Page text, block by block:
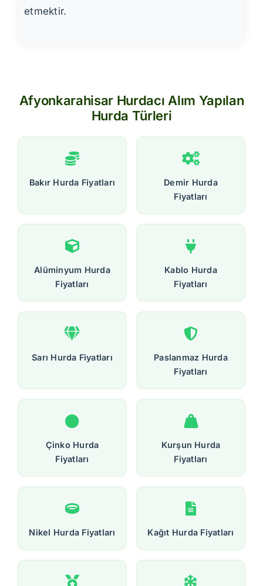
etmektir.
Afyonkarahisar Hurdacı Alım Yapılan
Hurda Türleri
Bakır Hurda Fiyatları
Demir Hurda
Fiyatları
Alüminyum Hurda
Fiyatları
Kablo Hurda
Fiyatları
Sarı Hurda Fiyatları
Paslanmaz Hurda
Fiyatları
Çinko Hurda
Fiyatları
Kurşun Hurda
Fiyatları
Nikel Hurda Fiyatları Kağıt Hurda Fiyatları